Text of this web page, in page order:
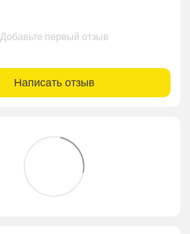
Добавьте первый отзыв
Написать отзыв